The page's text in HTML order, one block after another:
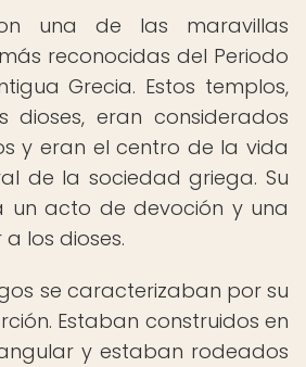
una de las maravillas
reconocidas del Periodo
Grecia. Estos templos,
dioses, eran considerados
y eran el centro de la vida
de la sociedad griega. Su
un acto de devoción y una
los dioses.
se caracterizaban por su
Estaban construidos en
y estaban rodeados